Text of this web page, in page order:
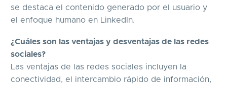
se destaca el contenido generado por el usuario y
el enfoque humano en LinkedIn.
¿Cuáles son las ventajas y desventajas de las redes
sociales?
Las ventajas de las redes sociales incluyen la
conectividad, el intercambio rápido de información,